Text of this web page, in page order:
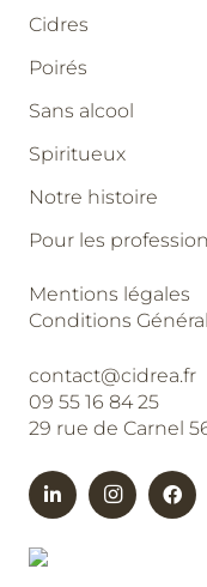
Cidres
Poirés
Sans alcool
Spiritueux
Notre histoire
Pour les
Mentions légales
Conditions
contact@cidrea.fr
09 55 16 84 25
29 rue de Carnel